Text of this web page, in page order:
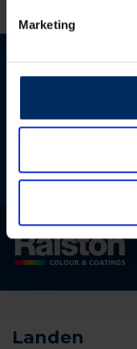
Marketing
Landen